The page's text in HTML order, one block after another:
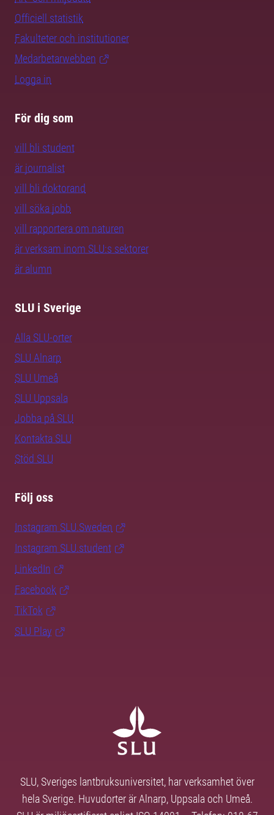
Officiell statistik
Fakulteter och institutioner
Medarbetarwebben
Logga in
För dig som
vill bli student
är journalist
vill bli doktorand
vill söka jobb
vill rapportera om naturen
är verksam inom SLU:s sektorer
är alumn
SLU i Sverige
Alla SLU-orter
SLU Alnarp
SLU Umeå
SLU Uppsala
Jobba på SLU
Kontakta SLU
Stöd SLU
Följ oss
Instagram SLU.Sweden
Instagram SLU.student
LinkedIn
Facebook
TikTok
SLU Play
SLU, Sveriges lantbruksuniversitet, har verksamhet över
hela Sverige. Huvudorter är Alnarp, Uppsala och Umeå.